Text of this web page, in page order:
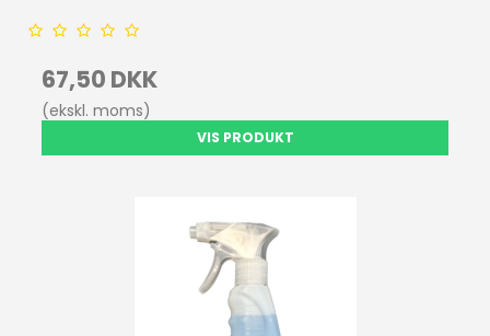
67,50 DKK
(ekskl. moms)
VIS PRODUKT